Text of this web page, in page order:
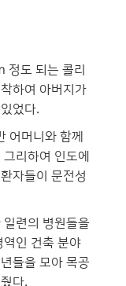
정도 되는 콜리
하여 아버지가
었다.
어머니와 함께
리하여 인도에
자들이 문전성
련의 병원들을
인 건축 분야
들을 모아 목공
다.